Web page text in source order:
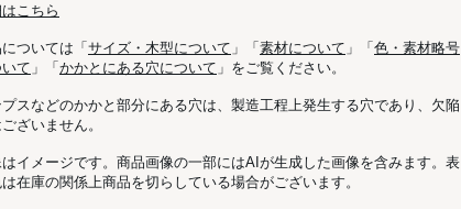
こちら
については「 サイズ・木型について 」「 素材について 」「 色・素材略号
て 」「 かかとにある穴について 」をご覧ください。
プスなどのかかと部分にある穴は、製造工程上発生する穴であり、欠陥
ざいません。
はイメージです。商品画像の一部にはAIが生成した画像を含みます。表
在庫の関係上商品を切らしている場合がございます。